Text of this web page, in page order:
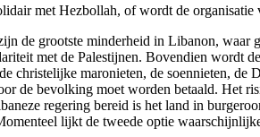
met Hezbollah, of wordt de
de grootste minderheid in Libanon, waar
met de Palestijnen. Bovendien wordt
maronieten, de soennieten,
de bevolking moet worden betaald. Het
regering bereid is het land in
lijkt de tweede optie